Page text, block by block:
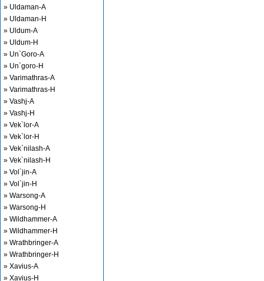
» Uldaman-A
» Uldaman-H
» Uldum-A
» Uldum-H
» Un`Goro-A
» Un`goro-H
» Varimathras-A
» Varimathras-H
» Vashj-A
» Vashj-H
» Vek`lor-A
» Vek`lor-H
» Vek`nilash-A
» Vek`nilash-H
» Vol`jin-A
» Vol`jin-H
» Warsong-A
» Warsong-H
» Wildhammer-A
» Wildhammer-H
» Wrathbringer-A
» Wrathbringer-H
» Xavius-A
» Xavius-H